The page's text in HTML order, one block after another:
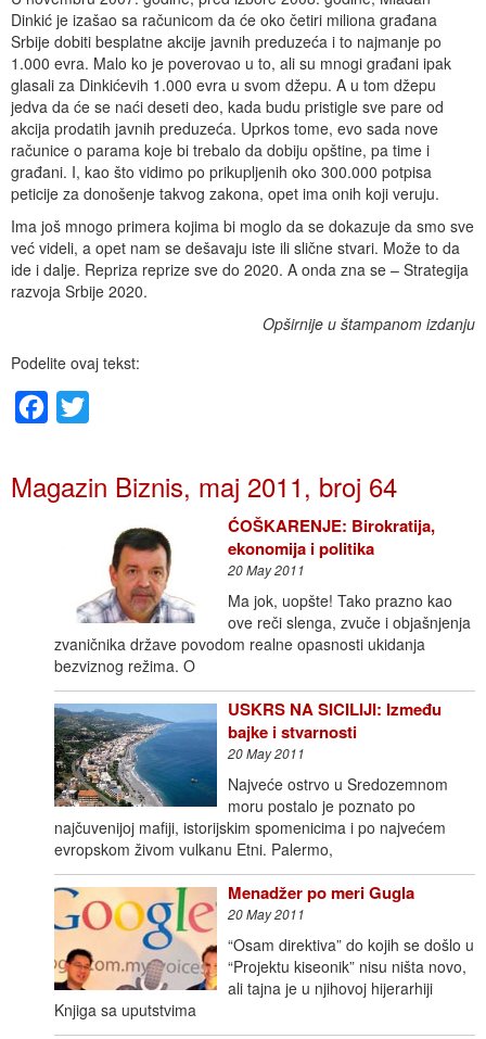
Dinkić je izašao sa računicom da će oko četiri miliona građana
Srbije dobiti besplatne akcije javnih preduzeća i to najmanje po
1.000 evra. Malo ko je poverovao u to, ali su mnogi građani ipak
glasali za Dinkićevih 1.000 evra u svom džepu. A u tom džepu
jedva da će se naći deseti deo, kada budu pristigle sve pare od
akcija prodatih javnih preduzeća. Uprkos tome, evo sada nove
računice o parama koje bi trebalo da dobiju opštine, pa time i
građani. I, kao što vidimo po prikupljenih oko 300.000 potpisa
peticije za donošenje takvog zakona, opet ima onih koji veruju.
Ima još mnogo primera kojima bi moglo da se dokazuje da smo sve
već videli, a opet nam se dešavaju iste ili slične stvari. Može to da
ide i dalje. Repriza reprize sve do 2020. A onda zna se – Strategija
razvoja Srbije 2020.
Opširnije u štampanom izdanju
Podelite ovaj tekst:
Facebook
Magazin Biznis, maj 2011, broj 64
ĆOŠKARENJE: Birokratija,
ekonomija i politika
20 May 2011
Ma jok, uopšte! Tako prazno kao
ove reči slenga, zvuče i objašnjenja
zvaničnika države povodom realne opasnosti ukidanja
bezviznog režima. O
USKRS NA SICILIJI: Između
bajke i stvarnosti
20 May 2011
Najveće ostrvo u Sredozemnom
moru postalo je poznato po
najčuvenijoj mafiji, istorijskim spomenicima i po najvećem
evropskom živom vulkanu Etni. Palermo,
Menadžer po meri Gugla
20 May 2011
“Osam direktiva” do kojih se došlo u
“Projektu kiseonik” nisu ništa novo,
ali tajna je u njihovoj hijerarhiji
Knjiga sa uputstvima